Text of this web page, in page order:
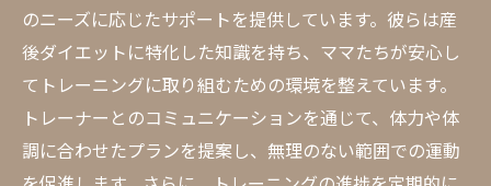
のニーズに応じたサポートを提供しています。彼らは産
後ダイエットに特化した知識を持ち、ママたちが安心し
てトレーニングに取り組むための環境を整えています。
トレーナーとのコミュニケーションを通じて、体力や体
調に合わせたプランを提案し、無理のない範囲での運動